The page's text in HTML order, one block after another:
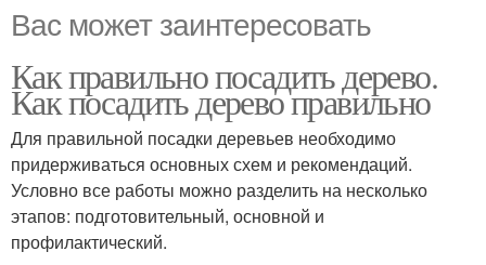
Вас может заинтересовать
Как правильно посадить дерево.
Как посадить дерево правильно
Для правильной посадки деревьев необходимо
придерживаться основных схем и рекомендаций.
Условно все работы можно разделить на несколько
этапов: подготовительный, основной и
профилактический.